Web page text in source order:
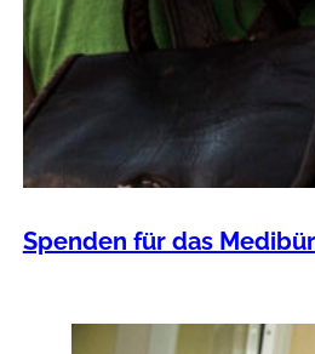
Spenden für das